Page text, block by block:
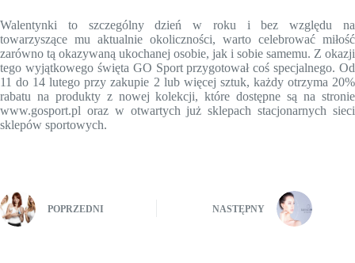
Walentynki to szczególny dzień w roku i bez względu na
towarzyszące mu aktualnie okoliczności, warto celebrować miłość
zarówno tą okazywaną ukochanej osobie, jak i sobie samemu. Z okazji
tego wyjątkowego święta GO Sport przygotował coś specjalnego. Od
11 do 14 lutego przy zakupie 2 lub więcej sztuk, każdy otrzyma 20%
rabatu na produkty z nowej kolekcji, które dostępne są na stronie
www.gosport.pl oraz w otwartych już sklepach stacjonarnych sieci
sklepów sportowych.
POPRZEDNI NASTĘPNY